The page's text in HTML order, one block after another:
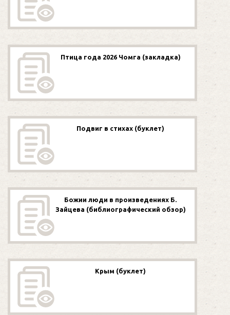
Птица года 2026 Чомга (закладка)
Подвиг в стихах (буклет)
Божии люди в произведениях Б.
Зайцева (библиографический обзор)
Крым (буклет)